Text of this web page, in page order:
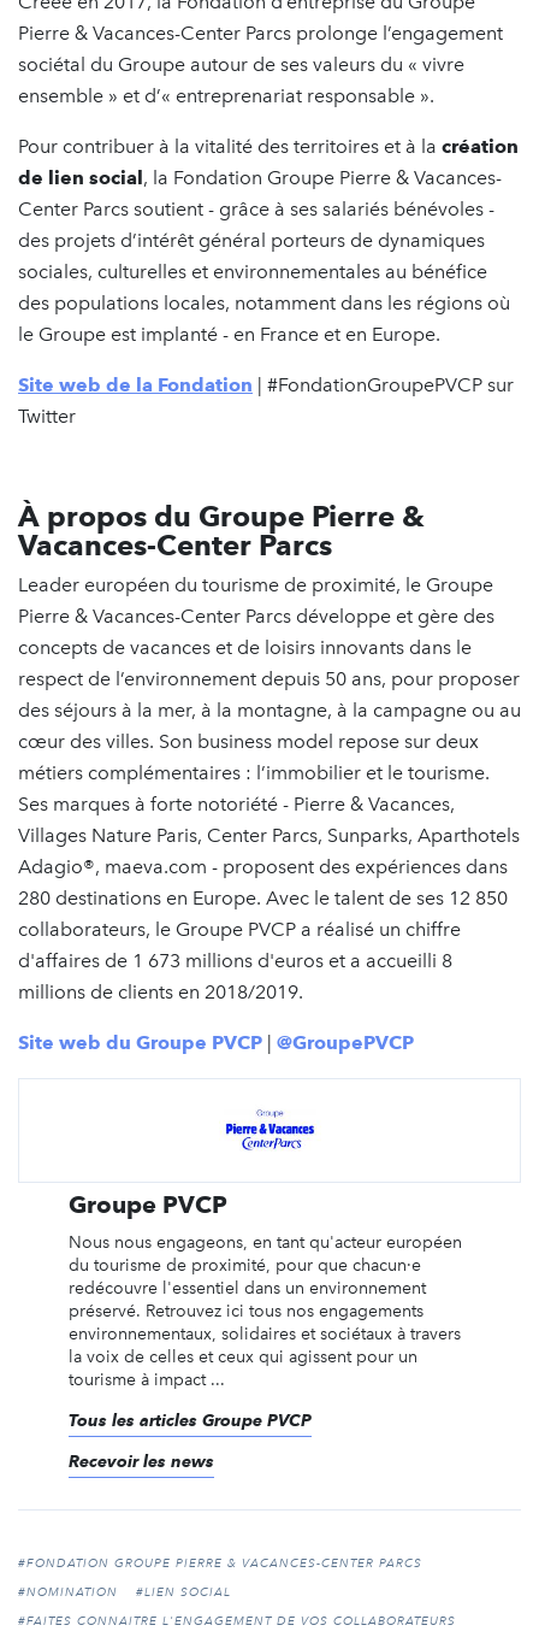
Pierre & Vacances-Center Parcs prolonge l’engagement
sociétal du Groupe autour de ses valeurs du « vivre
ensemble » et d’« entreprenariat responsable ».
Pour contribuer à la vitalité des territoires et à la création
de lien social, la Fondation Groupe Pierre & Vacances-
Center Parcs soutient - grâce à ses salariés bénévoles -
des projets d’intérêt général porteurs de dynamiques
sociales, culturelles et environnementales au bénéfice
des populations locales, notamment dans les régions où
le Groupe est implanté - en France et en Europe.
Site web de la Fondation ­| #FondationGroupePVCP sur
Twitter
À propos du Groupe Pierre &
Vacances-Center Parcs
Leader européen du tourisme de proximité, le Groupe
Pierre & Vacances-Center Parcs développe et gère des
concepts de vacances et de loisirs innovants dans le
respect de l’environnement depuis 50 ans, pour proposer
des séjours à la mer, à la montagne, à la campagne ou au
cœur des villes. Son business model repose sur deux
métiers complémentaires : l’immobilier et le tourisme.
Ses marques à forte notoriété - Pierre & Vacances,
Villages Nature Paris, Center Parcs, Sunparks, Aparthotels
Adagio®, maeva.com - proposent des expériences dans
280 destinations en Europe. Avec le talent de ses 12 850
collaborateurs, le Groupe PVCP a réalisé un chiffre
d'affaires de 1 673 millions d'euros et a accueilli 8
millions de clients en 2018/2019.
Site web du Groupe PVCP | @GroupePVCP
Groupe PVCP
Nous nous engageons, en tant qu'acteur européen
du tourisme de proximité, pour que chacun·e
redécouvre l'essentiel dans un environnement
préservé. Retrouvez ici tous nos engagements
environnementaux, solidaires et sociétaux à travers
la voix de celles et ceux qui agissent pour un
tourisme à impact ...
Tous les articles Groupe PVCP
Recevoir les news
#FONDATION GROUPE PIERRE & VACANCES-CENTER PARCS
#NOMINATION
#LIEN SOCIAL
#FAITES CONNAITRE L'ENGAGEMENT DE VOS COLLABORATEURS